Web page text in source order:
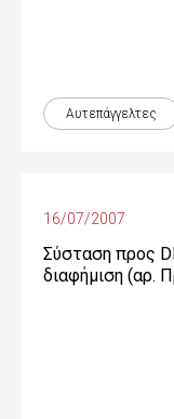
Αυτεπάγγελτες
16/07/2007
Σύσταση προς
διαφήμιση (αρ.